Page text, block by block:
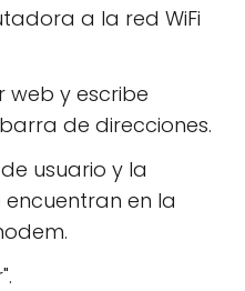
a la red WiFi
y escribe
barra de direcciones.
usuario y la
en la